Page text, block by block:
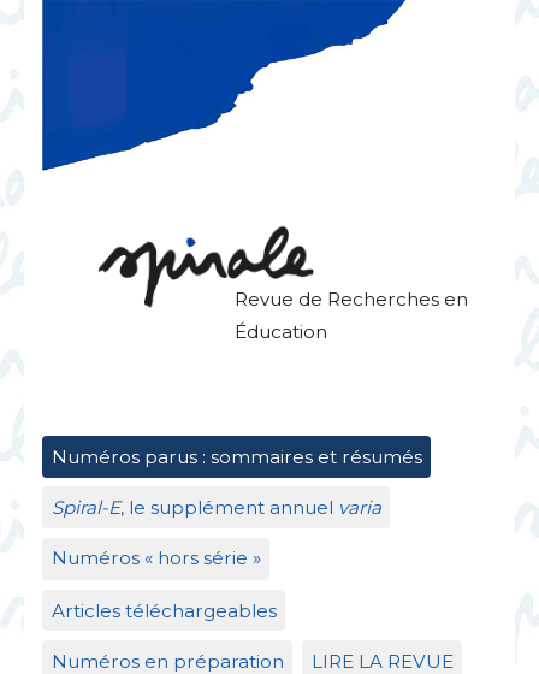
Revue de Recherches en
Éducation
Numéros parus : sommaires et résumés
Spiral-E, le supplément annuel varia
Numéros « hors série »
Articles téléchargeables
Numéros en préparation LIRE LA REVUE